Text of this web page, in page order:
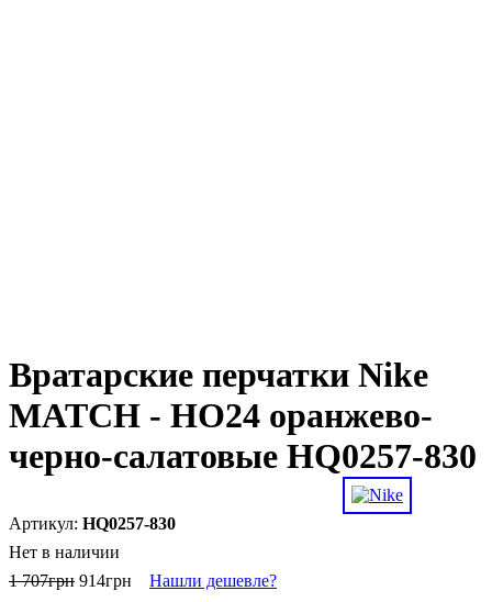
Вратарские перчатки Nike
MATCH - HO24 оранжево-
черно-салатовые HQ0257-830
HQ0257-830
Нет в наличии
1 707грн 914грн
Нашли дешевле?